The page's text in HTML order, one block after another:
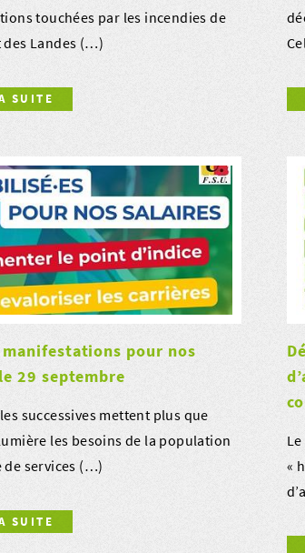
touchées par les incendies de
des Landes (…)
SUITE
manifestations pour nos
29 septembre
successives mettent plus que
les besoins de la population
de services (…)
SUITE
«